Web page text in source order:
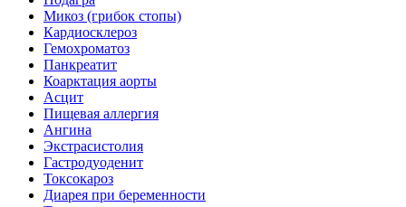
Микоз (грибок стопы)
Кардиосклероз
Гемохроматоз
Панкреатит
Коарктация аорты
Асцит
Пищевая аллергия
Ангина
Экстрасистолия
Гастродуоденит
Токсокароз
Диарея при беременности